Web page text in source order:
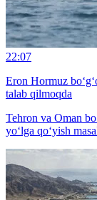
22:07
Eron Hormuz
talab qilmoqda
Tehron va Oman
yo‘lga qo‘yish